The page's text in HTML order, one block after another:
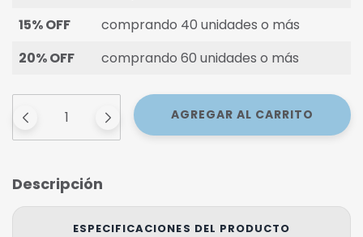
15% OFF
comprando 40 unidades o más
20% OFF
comprando 60 unidades o más
Descripción
ESPECIFICACIONES DEL PRODUCTO